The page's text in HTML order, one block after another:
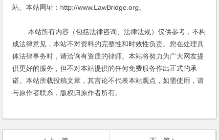
站。本站网址：http://www.LawBridge.org。
本站所有内容（包括法律咨询、法律法规）仅供参考，不构
成法律意见，本站不对资料的完整性和时效性负责。您在处理具
体法律事务时，请洽询有资质的律师。本站将努力为广大网友提
供更好的服务，但不对本站提供的任何免费服务作出正式的承
诺。本站所载投稿文章，其言论不代表本站观点，如需使用，请
与原作者联系，版权归原作者所有。